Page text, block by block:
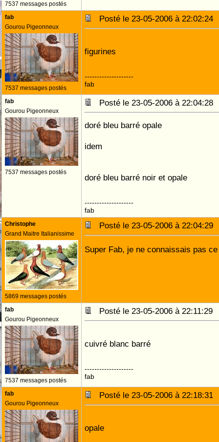
7537 messages postés
fab
Gourou Pigeonneux
7537 messages postés
Posté le 23-05-2006 à
figurines
--------------------
fab
fab
Gourou Pigeonneux
7537 messages postés
Posté le 23-05-2006 à
doré bleu barré opale
idem
doré bleu barré noir et opale
--------------------
fab
Christophe
Grand Maitre Italianissime
5869 messages postés
Posté le 23-05-2006 à
Super Fab, je ne connaissais pas
fab
Gourou Pigeonneux
7537 messages postés
Posté le 23-05-2006 à
cuivré blanc barré
--------------------
fab
fab
Gourou Pigeonneux
Posté le 23-05-2006 à
opale